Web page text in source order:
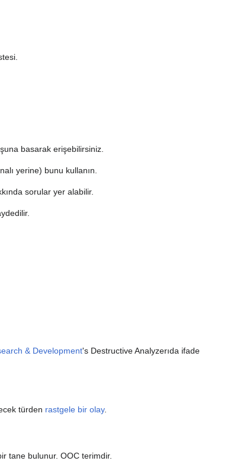
basarak erişebilirsiniz.
yerine) bunu kullanın.
sorular yer alabilir.
& Development's Destructive Analyzerıda ifade
türden rastgele bir olay.
tane bulunur. OOC terimdir.